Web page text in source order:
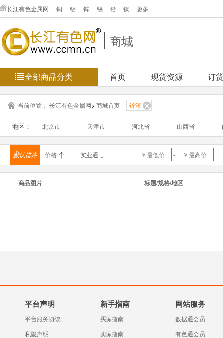
长江有色金属网 铜 铝 锌 锡 铅 镍 更多
商城
全部商品分类 首页 现货资源 订
当前位置： 长江有色金属网> 商城首页 锌渣
地区： 北京市 天津市 河北省 山西省
浙江省 安徽省 福建省 江西省
海南省 重庆市 四川省 贵州省
澳门
默认排序 价格 实业通 ↓ -
商品图片 标题/规格/地区
平台声明
平台服务协议
私隐声明
新手指南
买家指南
卖家指南
网站服务
数据通会员
有色通会员